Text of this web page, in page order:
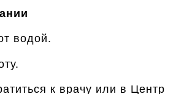
водой.
к врачу или в Центр